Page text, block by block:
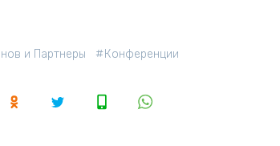
и Партнеры Конференции